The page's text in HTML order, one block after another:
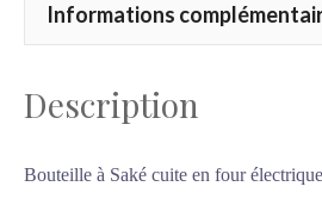
Informations
Description
Bouteille à Saké cuite en four